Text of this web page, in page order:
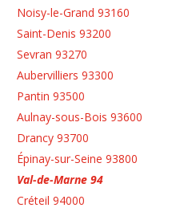
Noisy-le-Grand 93160
Saint-Denis 93200
Sevran 93270
Aubervilliers 93300
Pantin 93500
Aulnay-sous-Bois 93600
Drancy 93700
Épinay-sur-Seine 93800
Val-de-Marne 94
Créteil 94000